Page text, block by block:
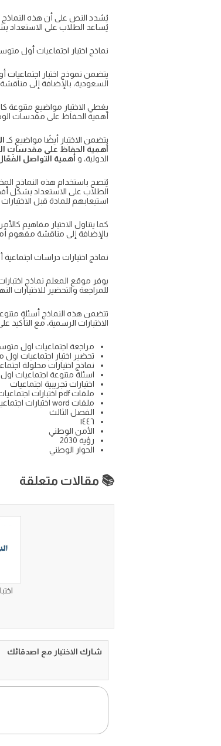
يُساعد الطلاب على الاستعداد
نماذج اختبار اجتماعيات أول
السعودية، بالإضافة إلى
يغطي الاختبار مواضيع متنوعة
أهمية الحفاظ على مقدسات
يتضمن الاختبار أيضًا مواضيع كـ
أهمية الحفاظ على مقدسات
الدولية، و أهمية التواصل
يُنصح باستخدام هذه النماذج
الطلاب على الاستعداد بشكل
استيعابهم للمادة قبل
كما يتناول الاختبار مفاهيم
بالإضافة إلى مناقشة مفهوم
نماذج اختبارات دراسات اجتماعية
للمراجعة والتحضير للاختبارات
تتضمن هذه النماذج أسئلة
الاختبارات الرسمية، مع
مراجعة اجتماعيات اول
تحضير اختبار اجتماعيات
نماذج اختبارات محلولة
اسئلة متنوعة اجتماعيات
اختبارات تجريبية اجتماعيات
ملفات pdf اختبارات اجتماعيات
ملفات word اختبارات اجتماعيات
الفصل الثالث
١٤٤٦
الأمن الوطني
رؤية 2030
الحوار الوطني
📚 مقالات متعلقة
شارك الاختبار مع اصدقائك